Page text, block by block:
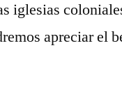
iglesias
apreciar el